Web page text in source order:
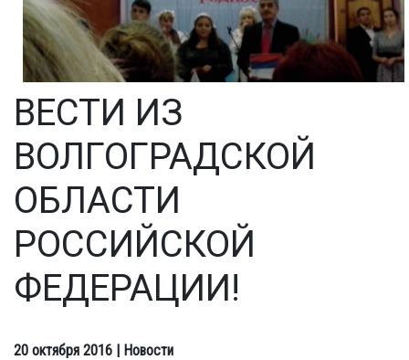
ВЕСТИ ИЗ
ВОЛГОГРАДСКОЙ
ОБЛАСТИ
РОССИЙСКОЙ
ФЕДЕРАЦИИ!
20 октября 2016 | Новости